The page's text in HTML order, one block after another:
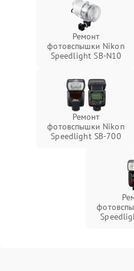
Ремонт
фотовспышки Nikon
Speedlight SB-N10
Ремонт
фотовспышки Nikon
Speedlight SB-700